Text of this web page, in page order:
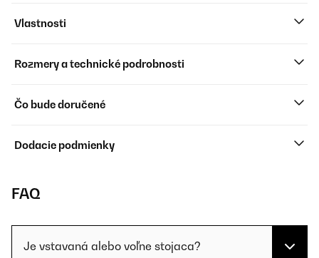
Vlastnosti
Rozmery a technické podrobnosti
Čo bude doručené
Dodacie podmienky
FAQ
Je vstavaná alebo voľne stojaca?